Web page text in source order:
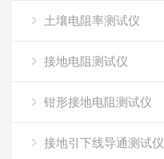
土壤电阻率测试仪
接地电阻测试仪
钳形接地电阻测试仪
接地引下线导通测试仪